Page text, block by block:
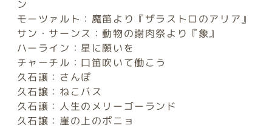
ン
モーツァルト：魔笛より『ザラストロのアリア』
サン・サーンス：動物の謝肉祭より『象』
ハーライン：星に願いを
チャーチル：口笛吹いて働こう
久石譲：さんぽ
久石譲：ねこバス
久石譲：人生のメリーゴーランド
久石譲：崖の上のポニョ